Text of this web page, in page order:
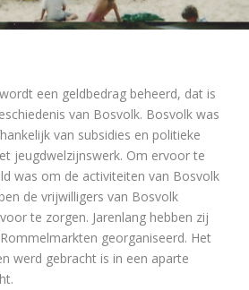
een geldbedrag beheerd, dat is
van Bosvolk. Bosvolk was
van subsidies en politieke
jeugdwelzijnswerk. Om ervoor te
was om de activiteiten van Bosvolk
de vrijwilligers van Bosvolk
te zorgen. Jarenlang hebben zij
georganiseerd. Het
werd gebracht is in een aparte